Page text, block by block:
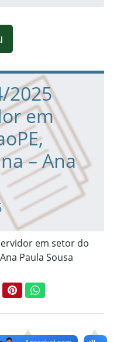
2025
em
– Ana
em setor do
Paula Sousa
PinterestWhatsApp